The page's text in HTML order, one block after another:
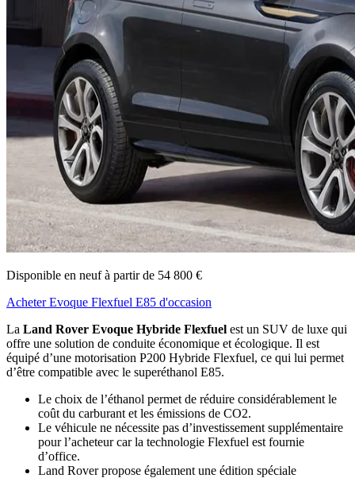
Disponible en neuf à partir de 54 800 €
Acheter Evoque Flexfuel E85 d'occasion
La Land Rover Evoque Hybride Flexfuel est un SUV de luxe qui
offre une solution de conduite économique et écologique. Il est
équipé d’une motorisation P200 Hybride Flexfuel, ce qui lui permet
d’être compatible avec le superéthanol E85.
Le choix de l’éthanol permet de réduire considérablement le
coût du carburant et les émissions de CO2.
Le véhicule ne nécessite pas d’investissement supplémentaire
pour l’acheteur car la technologie Flexfuel est fournie
d’office.
Land Rover propose également une édition spéciale